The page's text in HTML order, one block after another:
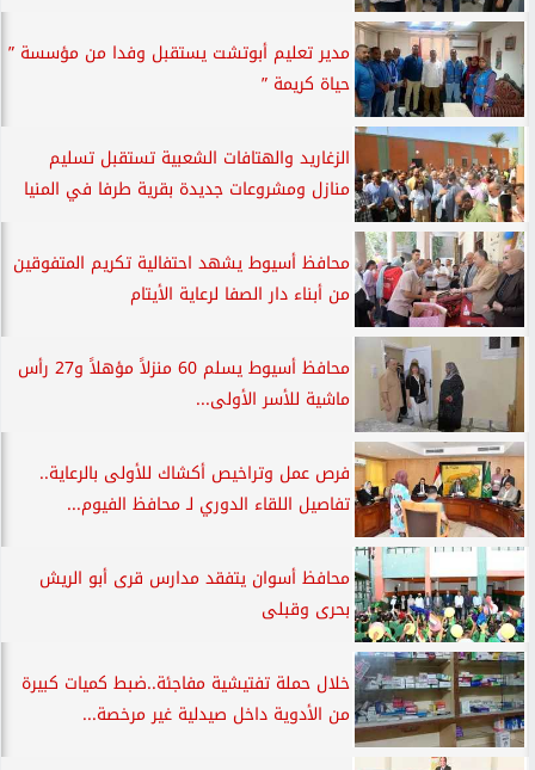
مدير تعليم أبوتشت يستقبل وفدا من مؤسسة ”
حياة كريمة ”
الزغاريد والهتافات الشعبية تستقبل تسليم
منازل ومشروعات جديدة بقرية طرفا في المنيا
محافظ أسيوط يشهد احتفالية تكريم المتفوقين
من أبناء دار الصفا لرعاية الأيتام
محافظ أسيوط يسلم 60 منزلاً مؤهلاً و27 رأس
ماشية للأسر الأولى...
فرص عمل وتراخيص أكشاك للأولى بالرعاية..
تفاصيل اللقاء الدوري لـ محافظ الفيوم...
محافظ أسوان يتفقد مدارس قرى أبو الريش
بحرى وقبلى
خلال حملة تفتيشية مفاجئة..ضبط كميات كبيرة
من الأدوية داخل صيدلية غير مرخصة...